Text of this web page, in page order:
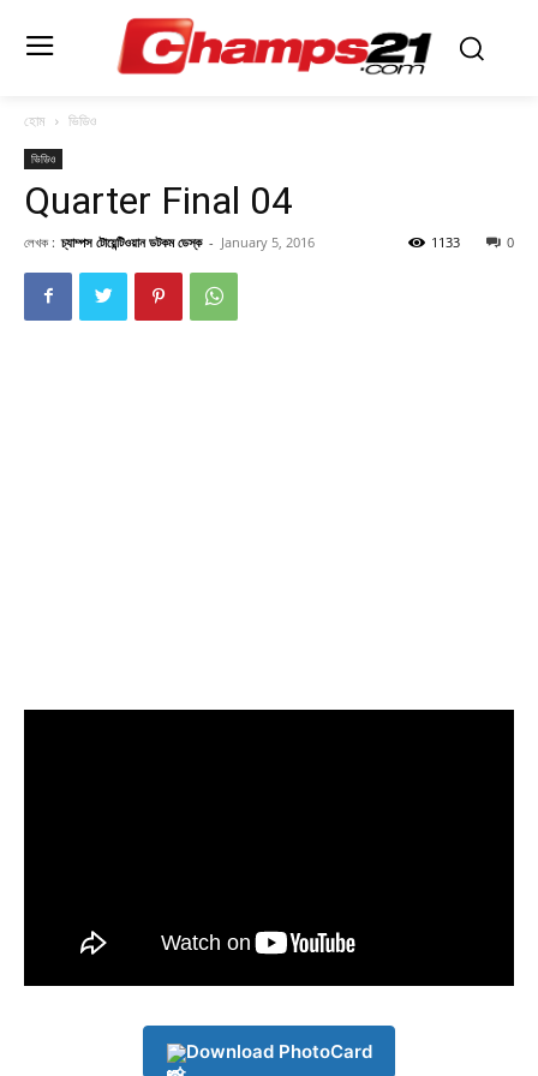
হোম ভিডিও
ভিডিও
Quarter Final 04
লেখক : চ্যাম্পস টোয়েন্টিওয়ান ডটকম ডেস্ক - January 5, 2016 0
1133
Download PhotoCard